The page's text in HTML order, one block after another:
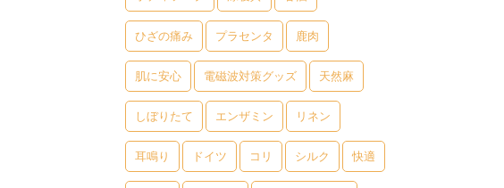
ひざの痛み プラセンタ 鹿肉
肌に安心 電磁波対策グッズ 天然麻
しぼりたて エンザミン リネン
耳鳴り ドイツ コリ シルク 快適